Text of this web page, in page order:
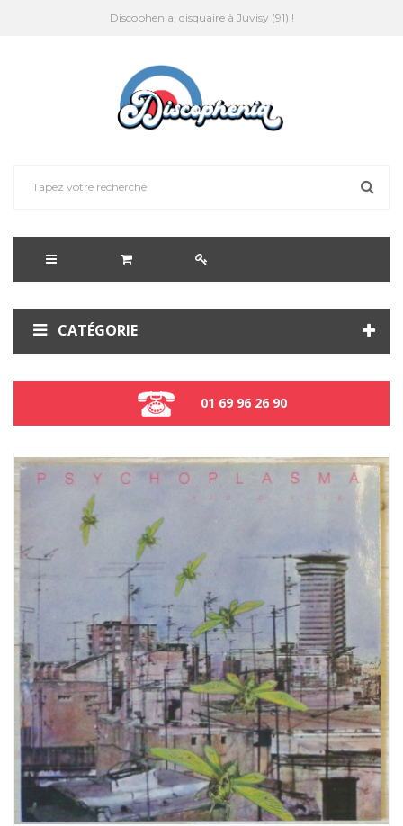
Discophenia, disquaire à Juvisy (91) !
CATÉGORIE
01 69 96 26 90